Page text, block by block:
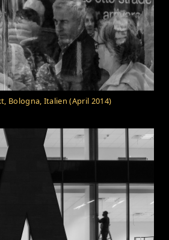
Bologna, Italien (April 2014)